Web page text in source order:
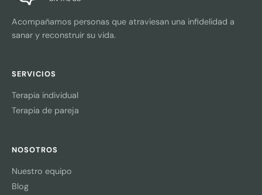
Acompañamos personas que atraviesan una infidelidad a
sanar y reconstruir su vida.
SERVICIOS
Terapia individual
Terapia de pareja
NOSOTROS
Nuestro equipo
Blog